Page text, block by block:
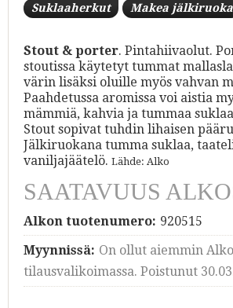
Suklaaherkut Makea jälkiruoka
Stout & porter. Pintahiivaolut.
stoutissa käytetyt tummat
värin lisäksi oluille myös vahvan
Paahdetussa aromissa voi aistia
mämmiä, kahvia ja tummaa
Stout sopivat tuhdin lihaisen
Jälkiruokana tumma suklaa,
vaniljajäätelö. Lähde: Alko
SAATAVUUS
Alkon tuotenumero: 920515
Myynnissä: On ollut aiemmin
tilausvalikoimassa. Poistunut